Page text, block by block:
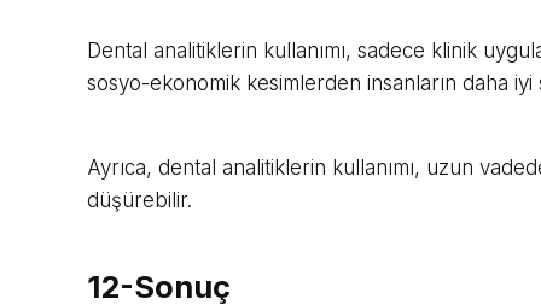
Dental analitiklerin kullanımı, sadece klinik
sosyo-ekonomik kesimlerden insanların daha iyi
Ayrıca, dental analitiklerin kullanımı, uzun
düşürebilir.
12-Sonuç